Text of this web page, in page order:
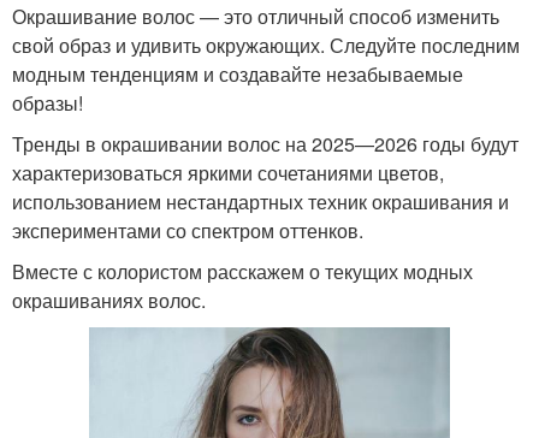
Окрашивание волос — это отличный способ изменить
свой образ и удивить окружающих. Следуйте последним
модным тенденциям и создавайте незабываемые
образы!
Тренды в окрашивании волос на 2025—2026 годы будут
характеризоваться яркими сочетаниями цветов,
использованием нестандартных техник окрашивания и
экспериментами со спектром оттенков.
Вместе с колористом расскажем о текущих модных
окрашиваниях волос.